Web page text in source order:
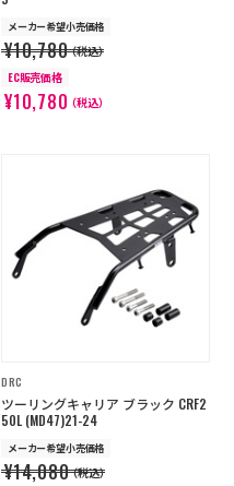
メーカー希望小売価格
¥10,780（税込）
EC販売価格
¥10,780（税込）
DRC
ツーリングキャリア ブラック CRF2
50L (MD47)21-24
メーカー希望小売価格
¥14,080（税込）